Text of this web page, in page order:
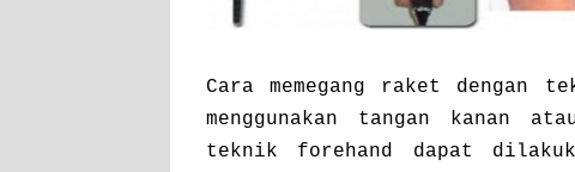
Cara memegang raket dengan
menggunakan tangan kanan
teknik forehand dapat